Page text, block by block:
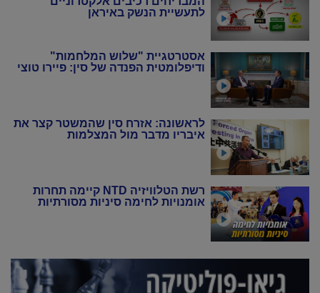
לתעשיית הנשק באיראן
אסטרטגיית "שלוש המלחמות"
ודיפלומטית הפנדה של סין: פיירו טוצי
לראשונה: אזרח סין שהמשטר קצר את
איבריו מדבר מול המצלמות
רשת הטלוויזיה NTD קיימה תחרות
אומנויות לחימה סיניות מסורתיות